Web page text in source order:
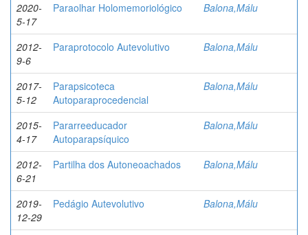
2020-
5-17
Paraolhar Holomemoriológico Balona,Málu
2012-
9-6
Paraprotocolo Autevolutivo Balona,Málu
2017-
5-12
Parapsicoteca
Autoparaprocedencial
Balona,Málu
2015-
4-17
Pararreeducador
Autoparapsíquico
Balona,Málu
2012-
6-21
Partilha dos Autoneoachados Balona,Málu
2019-
12-29
Pedágio Autevolutivo Balona,Málu